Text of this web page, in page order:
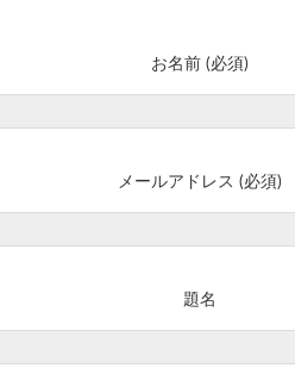
お名前 (必須)
メールアドレス (必須)
題名